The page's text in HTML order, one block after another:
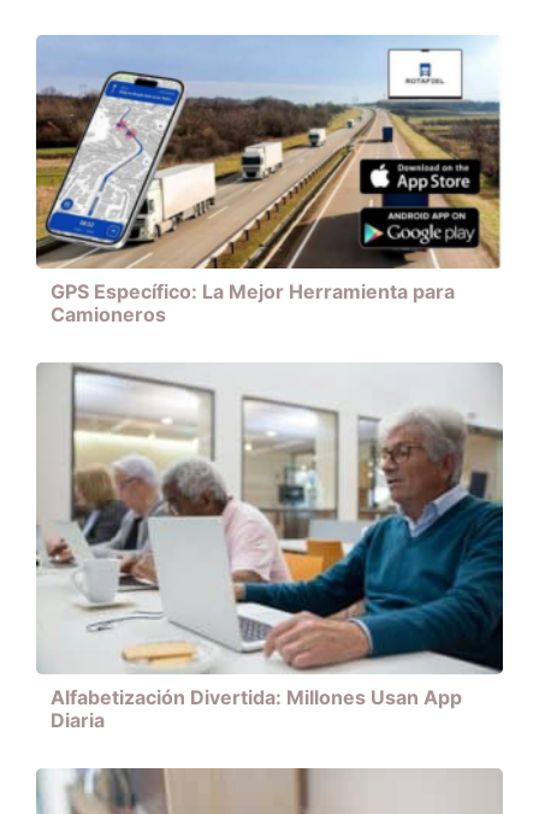
GPS Específico: La Mejor Herramienta para
Camioneros
Alfabetización Divertida: Millones Usan App
Diaria